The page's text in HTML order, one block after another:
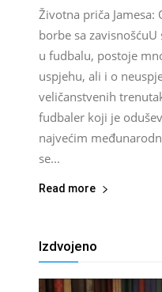
Životna priča Jamesa:
borbe sa
u fudbalu, postoje
uspjehu, ali i o
veličanstvenih
fudbaler koji je
najvećim
se...
Read more
Izdvojeno